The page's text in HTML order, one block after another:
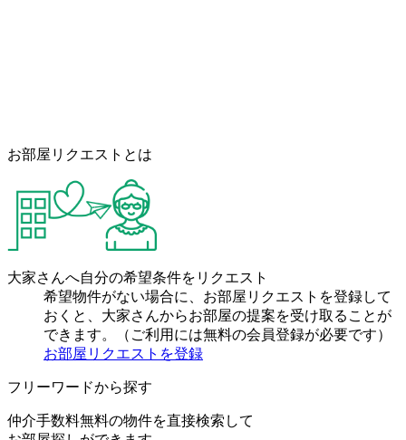
お部屋リクエストとは
大家さんへ自分の希望条件をリクエスト
希望物件がない場合に、お部屋リクエストを登録して
おくと、大家さんからお部屋の提案を受け取ることが
できます。（ご利用には無料の会員登録が必要です）
お部屋リクエストを登録
フリーワードから探す
仲介手数料無料の物件を直接検索して